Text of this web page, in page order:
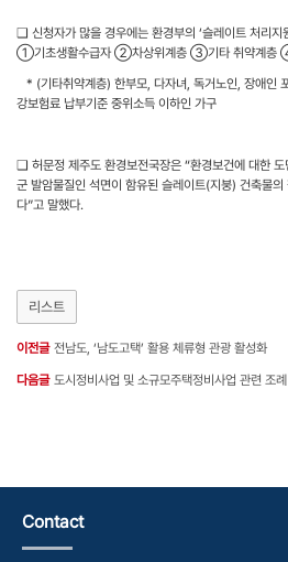
❑ 신청자가 많을 경우에는 환경부의 ‘슬레이트 처리지
①기초생활수급자 ②차상위계층 ③기타 취약계층 ④
* (기타취약계층) 한부모, 다자녀, 독거노인, 장애인
강보험료 납부기준 중위소득 이하인 가구
❑ 허문정 제주도 환경보전국장은 “환경보건에 대한
군 발암물질인 석면이 함유된 슬레이트(지붕) 건축물
다”고 말했다.
리스트
이전글 전남도, ‘남도고택’ 활용 체류형 관광 활성화
다음글 도시정비사업 및 소규모주택정비사업 관련 조
Contact